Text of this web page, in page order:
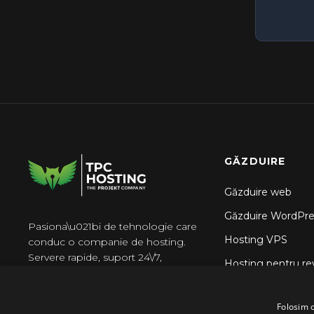
Pasiona\u021bi de tehnologie care
conduc o companie de hosting.
Servere rapide, suport 24\/7,
GĂZDUIRE
Găzduire web
Găzduire
Hosting VPS
Hosting pentru
Folosim